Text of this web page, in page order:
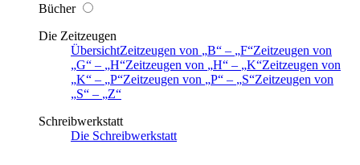
Bücher
Die Zeitzeugen
ÜbersichtZeitzeugen von B – F Zeitzeugen von
G
– H Zeitzeugen von H – K Zeitzeugen von
K
– P Zeitzeugen von P – S Zeitzeugen von
S
–
Z
Schreibwerkstatt
Die Schreibwerkstatt